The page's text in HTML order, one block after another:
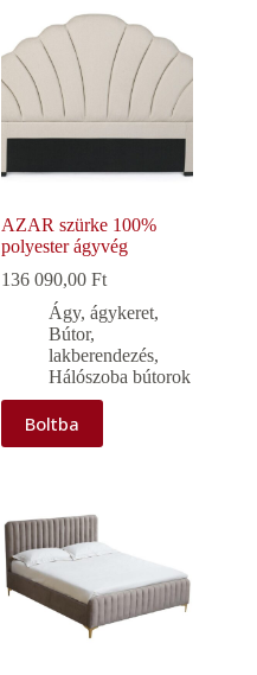
AZAR szürke 100%
polyester ágyvég
136 090,00Ft
Ágy, ágykeret,
Bútor,
lakberendezés,
Hálószoba bútorok
Boltba